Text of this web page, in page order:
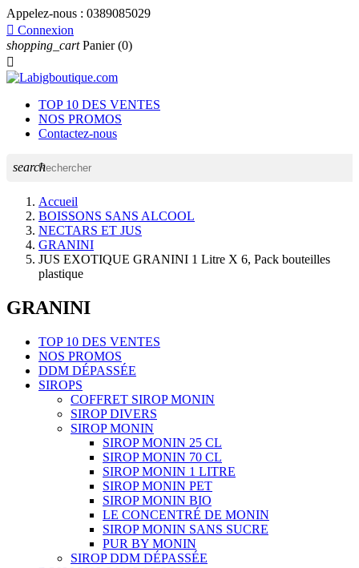
Appelez-nous : 0389085029
 Connexion
shopping_cart Panier (0)

TOP 10 DES VENTES
NOS PROMOS
Contactez-nous
search
Accueil
BOISSONS SANS ALCOOL
NECTARS ET JUS
GRANINI
JUS EXOTIQUE GRANINI 1 Litre X 6, Pack bouteilles
plastique
GRANINI
TOP 10 DES VENTES
NOS PROMOS
DDM DÉPASSÉE
SIROPS
COFFRET SIROP MONIN
SIROP DIVERS
SIROP MONIN
SIROP MONIN 25 CL
SIROP MONIN 70 CL
SIROP MONIN 1 LITRE
SIROP MONIN PET
SIROP MONIN BIO
LE CONCENTRÉ DE MONIN
SIROP MONIN SANS SUCRE
PUR BY MONIN
SIROP DDM DÉPASSÉE